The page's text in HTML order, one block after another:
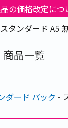
の価格改定につ
タンダード A5
商品一覧
ダード パック